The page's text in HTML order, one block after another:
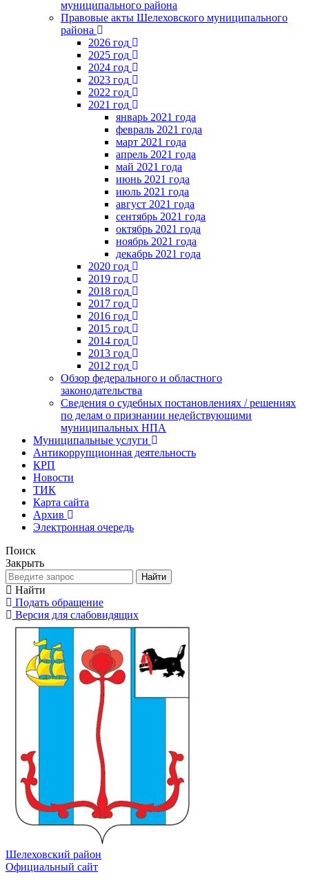
муниципального района
Правовые акты Шелеховского муниципального
района
2026 год
2025 год
2024 год
2023 год
2022 год
2021 год
январь 2021 года
февраль 2021 года
март 2021 года
апрель 2021 года
май 2021 года
июнь 2021 года
июль 2021 года
август 2021 года
сентябрь 2021 года
октябрь 2021 года
ноябрь 2021 года
декабрь 2021 года
2020 год
2019 год
2018 год
2017 год
2016 год
2015 год
2014 год
2013 год
2012 год
Обзор федерального и областного
законодательства
Сведения о судебных постановлениях / решениях
по делам о признании недействующими
муниципальных НПА
Муниципальные услуги
Антикоррупционная деятельность
КРП
Новости
ТИК
Карта сайта
Архив
Электронная очередь
Поиск
Закрыть
Найти
Найти
Подать обращение
Версия для слабовидящих
Шелеховский район
Официальный сайт